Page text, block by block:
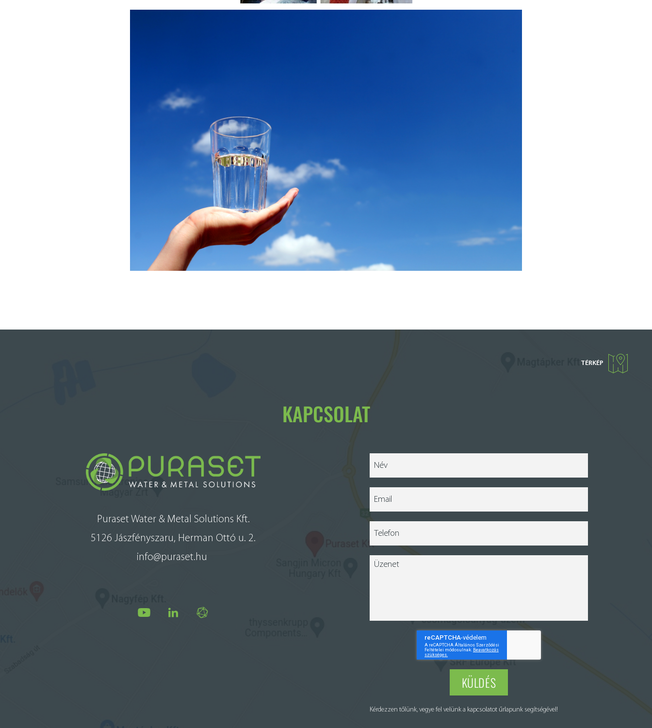
KAPCSOLAT
TÉRKÉP
Puraset Water & Metal Solutions Kft.
5126 Jászfényszaru, Herman Ottó u. 2.
info@puraset.hu
KÜLDÉS
Kérdezzen tőlünk, vegye fel velünk a kapcsolatot űrlapunk segítségével!